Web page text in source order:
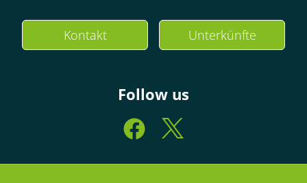
Kontakt Unterkünfte
Follow us